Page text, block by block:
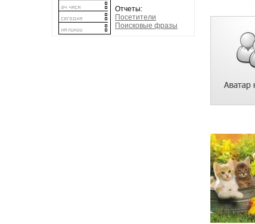
Отчеты:
Посетители
Поисковые фразы